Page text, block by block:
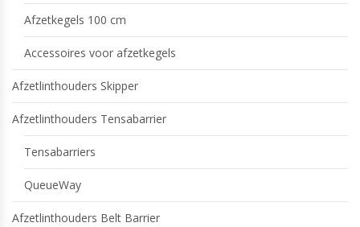
Afzetkegels 100 cm
Accessoires voor afzetkegels
Afzetlinthouders Skipper
Afzetlinthouders Tensabarrier
Tensabarriers
QueueWay
Afzetlinthouders Belt Barrier